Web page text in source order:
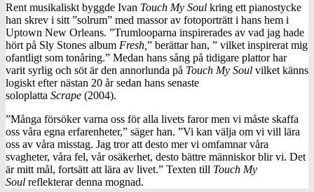
Rent musikaliskt byggde Ivan Touch My Soul kring ett pianostycke
han skrev i sitt ”solrum” med massor av fotoporträtt i hans hem i
Uptown New Orleans. ”Trumlooparna inspirerades av vad jag hade
hört på Sly Stones album Fresh, ” berättar han, ” vilket inspirerat mig
ofantligt som tonåring.” Medan hans sång på tidigare plattor har
varit syrlig och söt är den annorlunda på Touch My Soul vilket känns
logiskt efter nästan 20 år sedan hans senaste
soloplatta Scrape (2004).
”Många försöker varna oss för alla livets faror men vi måste skaffa
oss våra egna erfarenheter,” säger han. ”Vi kan välja om vi vill lära
oss av våra misstag. Jag tror att desto mer vi omfamnar våra
svagheter, våra fel, vår osäkerhet, desto bättre människor blir vi. Det
är mitt mål, fortsätt att lära av livet.” Texten till Touch My
Soul reflekterar denna mognad.